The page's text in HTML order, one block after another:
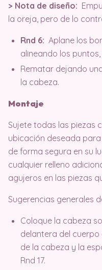
> Nota de diseño:
la oreja, pero de lo
Rnd 6: Aplane los
alineando los puntos,
Rematar dejando
la cabeza.
Montaje
Sujete todas las piezas
ubicación deseada
de forma segura en su
cualquier relleno
agujeros en las piezas
Sugerencias generales
Coloque la cabeza
delantera del cuerpo
de la cabeza y la
Rnd 17.